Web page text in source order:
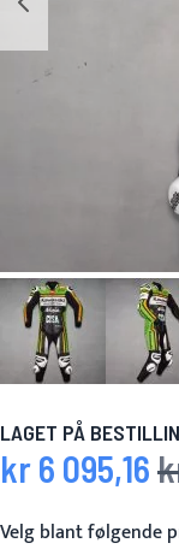
LAGET PÅ
Spesialpris
kr 6 095,16
Velg blant følgende